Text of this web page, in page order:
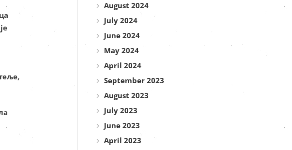
August 2024
July 2024
June 2024
May 2024
April 2024
September 2023
August 2023
July 2023
June 2023
April 2023